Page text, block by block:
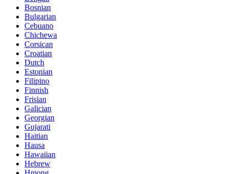
Bosnian
Bulgarian
Cebuano
Chichewa
Corsican
Croatian
Dutch
Estonian
Filipino
Finnish
Frisian
Galician
Georgian
Gujarati
Haitian
Hausa
Hawaiian
Hebrew